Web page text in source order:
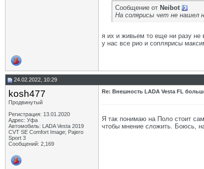
Сообщение от Neibot
На солярисы чет не нашел
я их и живьем то еще ни разу не
у нас все рио и соплярисы
24.02.2022, 10:29
kosh477
Продвинутый
Регистрация: 13.01.2020
Адрес: Уфа
Автомобиль: LADA Vesta 2019
CVT SE Comfort Image; Pajero
Sport 3
Сообщений: 2,169
Re: Внешность LADA Vesta FL
Я так понимаю на Поло стоит
чтобы мнение сложить. Боюсь,